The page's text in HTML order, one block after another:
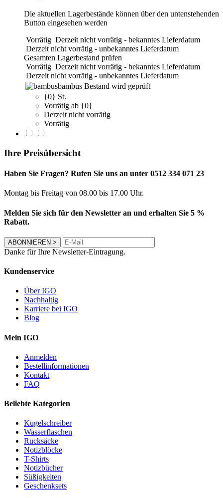
Die aktuellen Lagerbestände können über den untenstehenden
Button eingesehen werden
Vorrätig Derzeit nicht vorrätig - bekanntes Lieferdatum
Derzeit nicht vorrätig - unbekanntes Lieferdatum
Gesamten Lagerbestand prüfen
Vorrätig Derzeit nicht vorrätig - bekanntes Lieferdatum
Derzeit nicht vorrätig - unbekanntes Lieferdatum
bambus Bestand wird geprüft
{0} St.
Vorrätig ab {0}
Derzeit nicht vorrätig
Vorrätig
Ihre Preisübersicht
Haben Sie Fragen? Rufen Sie uns an unter 0512 334 071 23
Montag bis Freitag von 08.00 bis 17.00 Uhr.
Melden Sie sich für den Newsletter an und erhalten Sie 5 %
Rabatt.
ABONNIEREN >
Danke für Ihre Newsletter-Eintragung.
Kundenservice
Über IGO
Nachhaltig
Karriere bei IGO
Blog
Mein IGO
Anmelden
Bestellinformationen
Kontakt
FAQ
Beliebte Kategorien
Kugelschreiber
Wasserflaschen
Rucksäcke
Notizblöcke
T-Shirts
Notizbücher
Süßigkeiten
Geschenksets